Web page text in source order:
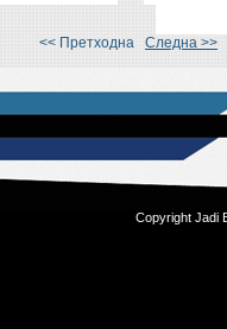
<< Претходна Следна >>
Copyright Jadi